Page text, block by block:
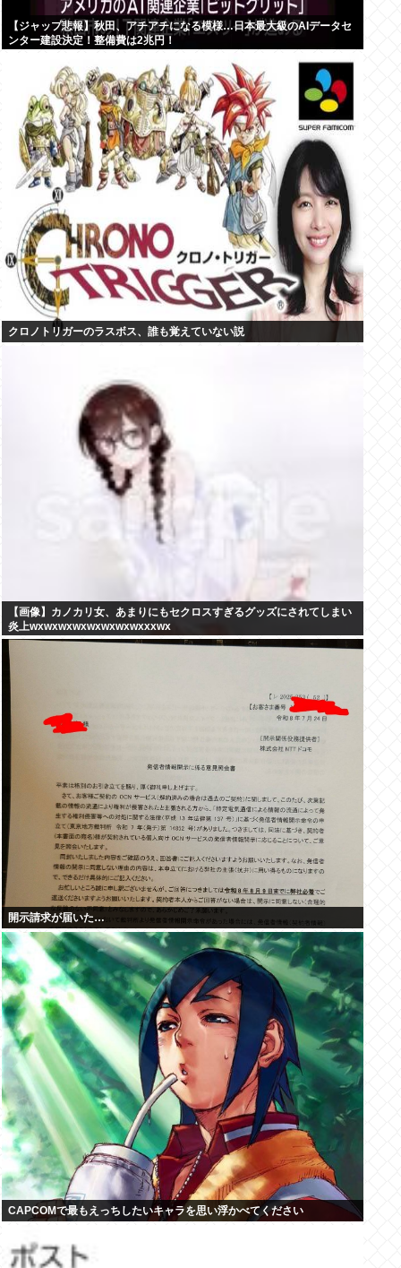
【ジャップ悲報】秋田、アチアチになる模様…日本最大級のAIデータセ
ンター建設決定！整備費は2兆円！
クロノトリガーのラスボス、誰も覚えていない説
【画像】カノカリ女、あまりにもセクロスすぎるグッズにされてしまい
炎上wxwxwxwxwxwxwxwxxxwx
開示請求が届いた…
CAPCOMで最もえっちしたいキャラを思い浮かべてください